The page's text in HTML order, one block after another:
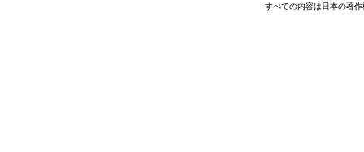
すべての内容は日本の著